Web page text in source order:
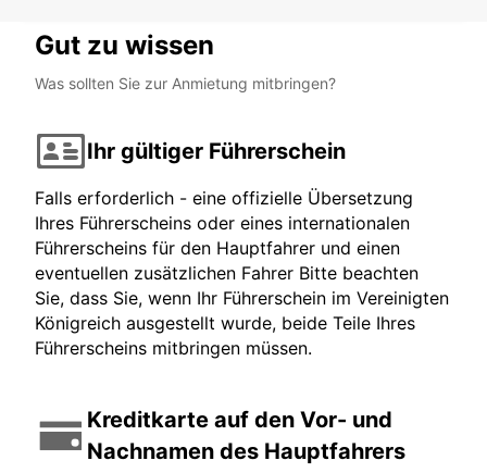
Gut zu wissen
Was sollten Sie zur Anmietung mitbringen?
Ihr gültiger Führerschein
Falls erforderlich - eine offizielle Übersetzung
Ihres Führerscheins oder eines internationalen
Führerscheins für den Hauptfahrer und einen
eventuellen zusätzlichen Fahrer Bitte beachten
Sie, dass Sie, wenn Ihr Führerschein im Vereinigten
Königreich ausgestellt wurde, beide Teile Ihres
Führerscheins mitbringen müssen.
Kreditkarte auf den Vor- und
Nachnamen des Hauptfahrers